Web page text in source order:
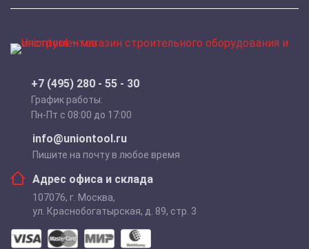
+7 (495) 280 - 55 - 30
График работы:
Пн-Пт с 08:00 до 17:00
info@uniontool.ru
Пишите на почту в любое время
Адрес офиса и склада
107076, г. Москва,
ул. Краснобогатырская, д. 89, стр. 3